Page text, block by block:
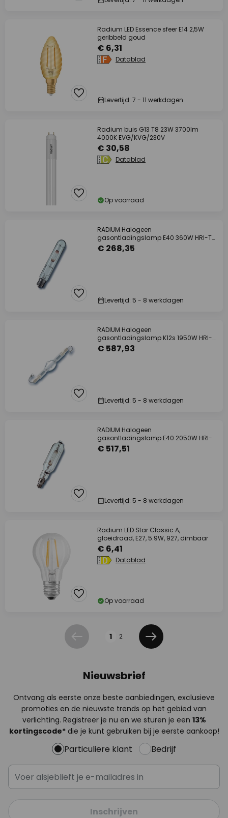
Radium LED Essence sfeer E14 2,5W
geribbeld goud
€ 6,31
Datablad
Levertijd: 7 - 11 werkdagen
Radium buis G13 T8 23W 3700lm
4000K EVG/KVG/230V
€ 30,58
Datablad
Op voorraad
RADIUM Halogeen
gasontladingslamp E40 360W HRI-T
B helder
€ 268,35
Levertijd: 5 - 8 werkdagen
RADIUM Halogeen
gasontladingslamp K12s 1950W HRI-
TS D/S helder
€ 587,93
Levertijd: 5 - 8 werkdagen
RADIUM Halogeen
gasontladingslamp E40 2050W HRI-T
D/I helder
€ 517,51
Levertijd: 5 - 8 werkdagen
Radium LED Star Classic A,
gloeidraad, E27, 5.9W, 927, dimbaar
€ 6,41
Datablad
Op voorraad
Vorige 1 2
Volgende
Nieuwsbrief
Ontvang als eerste onze beste aanbiedingen, exclusieve
promoties en de nieuwste trends op het gebied van
verlichting. Registreer je nu en we sturen je een 13%
kortingscode*die je kunt gebruiken bij je eerste aankoop!
Particuliere klant Bedrijf
Inschrijven